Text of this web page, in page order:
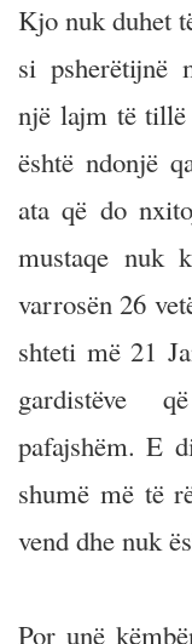
Kjo nuk duhet
si psherëtijnë
një lajm të
është ndonjë
ata që do
mustaqe nuk
varrosën 26
shteti më 21
gardistëve
pafajshëm. E
shumë më të
vend dhe nuk
Por unë